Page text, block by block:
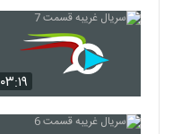
۰۳:۱۹